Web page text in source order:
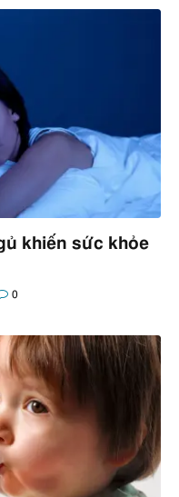
khiến sức khỏe
0